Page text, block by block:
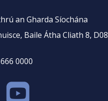
an Gharda Síochána
Baile Átha Cliath 8, D08
0000